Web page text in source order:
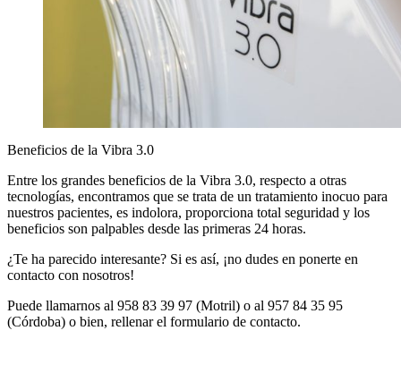
Beneficios de la Vibra 3.0
Entre los grandes beneficios de la Vibra 3.0, respecto a otras
tecnologías, encontramos que se trata de un tratamiento inocuo para
nuestros pacientes, es indolora, proporciona total seguridad y los
beneficios son palpables desde las primeras 24 horas.
¿Te ha parecido interesante? Si es así, ¡no dudes en ponerte en
contacto con nosotros!
Puede llamarnos al 958 83 39 97 (Motril) o al 957 84 35 95
(Córdoba) o bien, rellenar el formulario de contacto.